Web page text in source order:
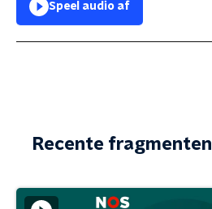
Speel audio af
Recente fragmenten